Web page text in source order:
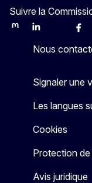
Suivre la
MastodonLinkedInBluesky
Nous
Signaler une
Les langues
Cookies
Protection
Avis juridique